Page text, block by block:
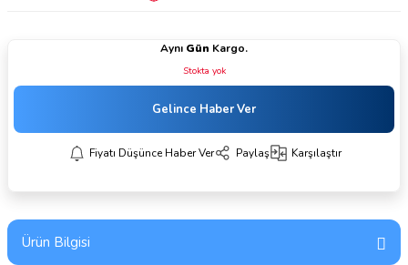
Aynı Gün Kargo.
Stokta yok
Gelince Haber Ver
Fiyatı Düşünce Haber Ver Paylaş Karşılaştır
Ürün Bilgisi